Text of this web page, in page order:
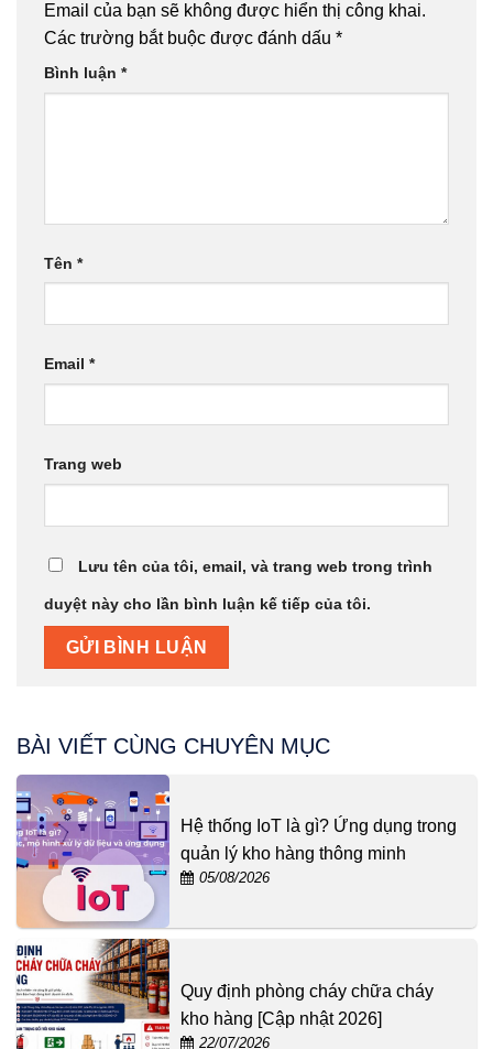
Email của bạn sẽ không được hiển thị công khai.
Các trường bắt buộc được đánh dấu *
Bình luận *
Tên *
Email *
Trang web
Lưu tên của tôi, email, và trang web trong trình
duyệt này cho lần bình luận kế tiếp của tôi.
BÀI VIẾT CÙNG CHUYÊN MỤC
Hệ thống IoT là gì? Ứng dụng trong
quản lý kho hàng thông minh
05/08/2026
Quy định phòng cháy chữa cháy
kho hàng [Cập nhật 2026]
22/07/2026